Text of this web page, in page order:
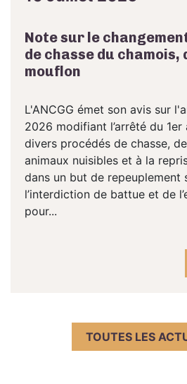
Note sur le
de chasse du chamois,
mouflon
L'ANCGG émet son avis sur
2026 modifiant l’arrêté du
divers procédés de chasse,
animaux nuisibles et à la
dans un but de repeuplement
l’interdiction de battue et de
pour...
TOUTES LES